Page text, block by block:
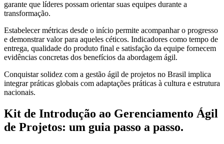
garante que líderes possam orientar suas equipes durante a
transformação.
Estabelecer métricas desde o início permite acompanhar o progresso
e demonstrar valor para aqueles céticos. Indicadores como tempo de
entrega, qualidade do produto final e satisfação da equipe fornecem
evidências concretas dos benefícios da abordagem ágil.
Conquistar solidez com a gestão ágil de projetos no Brasil implica
integrar práticas globais com adaptações práticas à cultura e estrutura
nacionais.
Kit de Introdução ao Gerenciamento Ágil
de Projetos: um guia passo a passo.